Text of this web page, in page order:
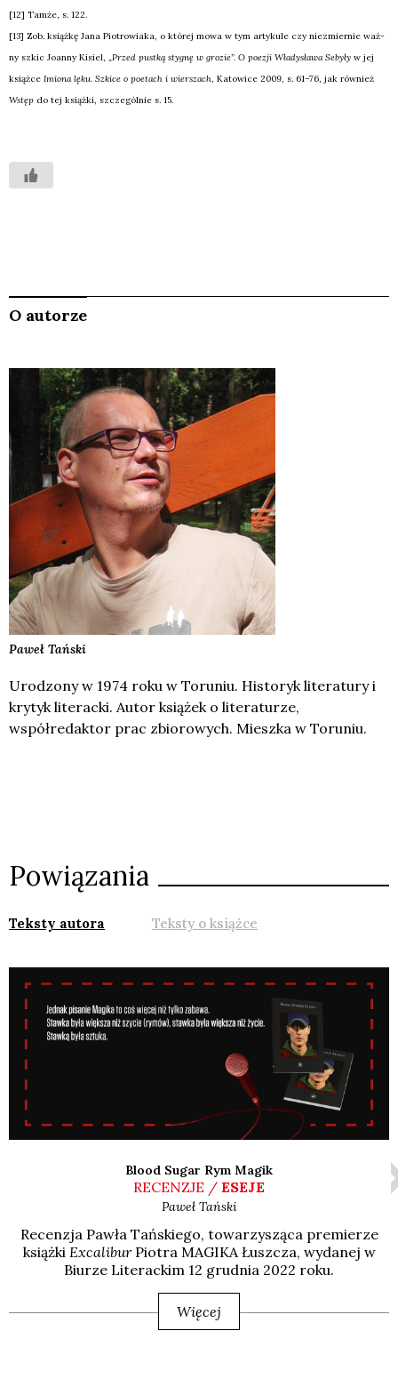
[12] Tam­że, s. 122.
[13] Zob. książ­kę Jana Pio­tro­wia­ka, o któ­rej mowa w tym arty­ku­le czy nie­zmier­nie waż­
ny szkic Joan­ny Kisiel,
„Przed pust­ką sty­gnę w gro­zie”. O poezji Wła­dy­sła­wa Seby­ły w jej
książ­ce Imio­na lęku. Szki­ce o poetach i wier­szach , Kato­wi­ce 2009, s. 61–76, jak rów­nież
Wstęp do tej książ­ki, szcze­gól­nie s. 15.
O autorze
Paweł Tański
Urodzony w 1974 roku w Toruniu. Historyk literatury i
krytyk literacki. Autor książek o literaturze,
współredaktor prac zbiorowych. Mieszka w Toruniu.
Powiązania
Teksty autora Teksty o książce
Blood Sugar Rym Magik
RECENZJE / ESEJE
Paweł Tański
Recen­zja Paw­ła Tań­skie­go, towa­rzy­szą­ca pre­mie­rze
książ­ki Exca­li­burPio­tra MAGIKA Łusz­cza, wyda­nej w
Biu­rze Lite­rac­kim 12 grud­nia 2022 roku.
Więcej